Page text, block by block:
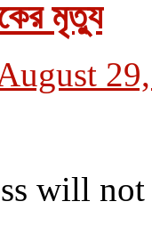
মৃত্যু
will